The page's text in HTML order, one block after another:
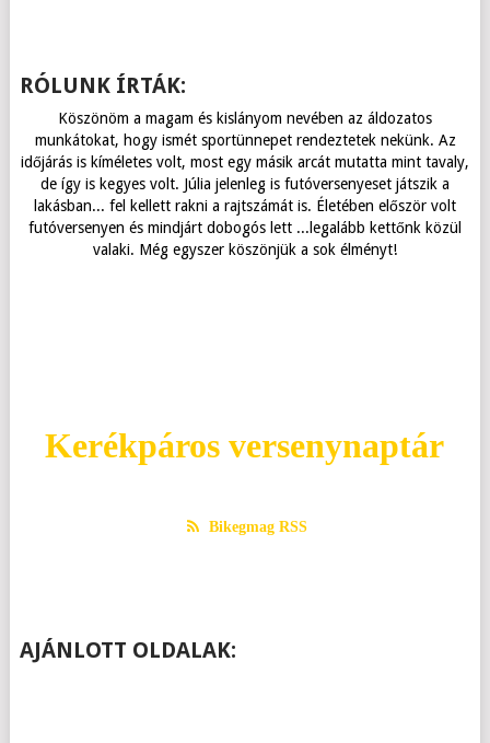
RÓLUNK ÍRTÁK:
Köszönöm a magam és kislányom nevében az áldozatos
munkátokat, hogy ismét sportünnepet rendeztetek nekünk. Az
időjárás is kíméletes volt, most egy másik arcát mutatta mint tavaly,
de így is kegyes volt. Júlia jelenleg is futóversenyeset játszik a
lakásban... fel kellett rakni a rajtszámát is. Életében először volt
futóversenyen és mindjárt dobogós lett ...legalább kettőnk közül
valaki. Még egyszer köszönjük a sok élményt!
Kerékpáros versenynaptár
Bikegmag RSS
AJÁNLOTT OLDALAK: